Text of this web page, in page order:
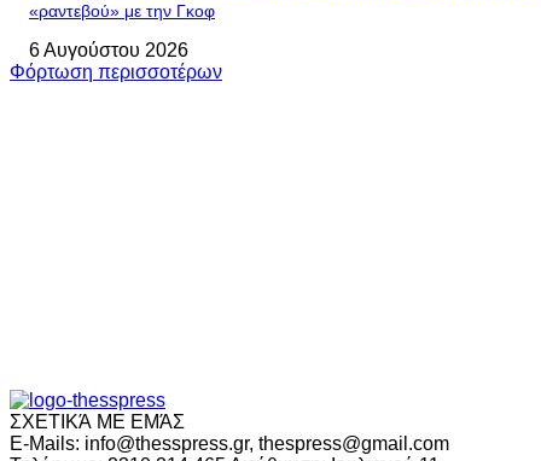
«ραντεβού» με την Γκοφ
6 Αυγούστου 2026
Φόρτωση περισσοτέρων
ΣΧΕΤΙΚΆ ΜΕ ΕΜΆΣ
E-Mails: info@thesspress.gr, thespress@gmail.com